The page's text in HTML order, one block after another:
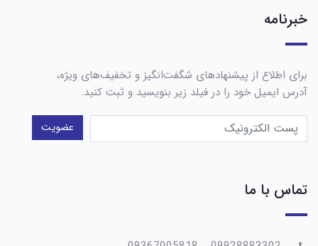
خبرنامه
برای اطلاع از پیشنهادهای شگفت‌انگیز و تخفیف‌های ویژه،
آدرس ایمیل خود را در فیلد زیر بنویسید و ثبت کنید.
عضویت
تماس با ما